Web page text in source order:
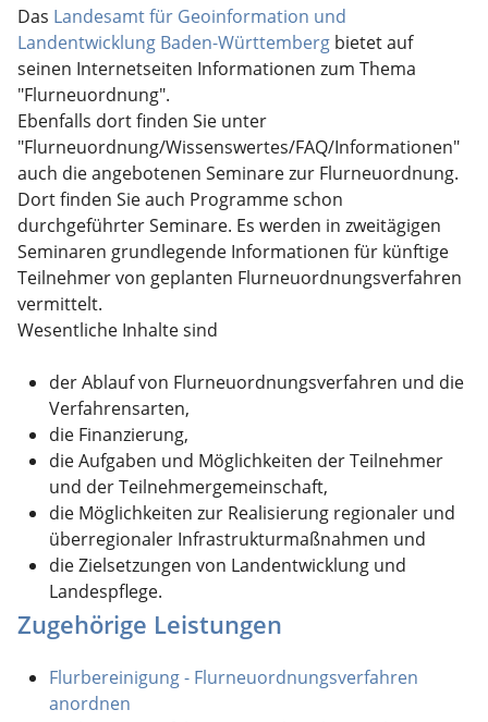
Das Landesamt für Geoinformation und
Landentwicklung Baden-Württemberg bietet auf
seinen Internetseiten Informationen zum Thema
"Flurneuordnung".
Ebenfalls dort finden Sie unter
"Flurneuordnung/Wissenswertes/FAQ/Informationen"
auch die angebotenen Seminare zur Flurneuordnung.
Dort finden Sie auch Programme schon
durchgeführter Seminare. Es werden in zweitägigen
Seminaren grundlegende Informationen für künftige
Teilnehmer von geplanten Flurneuordnungsverfahren
vermittelt.
Wesentliche Inhalte sind
der Ablauf von Flurneuordnungsverfahren und die
Verfahrensarten,
die Finanzierung,
die Aufgaben und Möglichkeiten der Teilnehmer
und der Teilnehmergemeinschaft,
die Möglichkeiten zur Realisierung regionaler und
überregionaler Infrastrukturmaßnahmen und
die Zielsetzungen von Landentwicklung und
Landespflege.
Zugehörige Leistungen
Flurbereinigung - Flurneuordnungsverfahren
anordnen